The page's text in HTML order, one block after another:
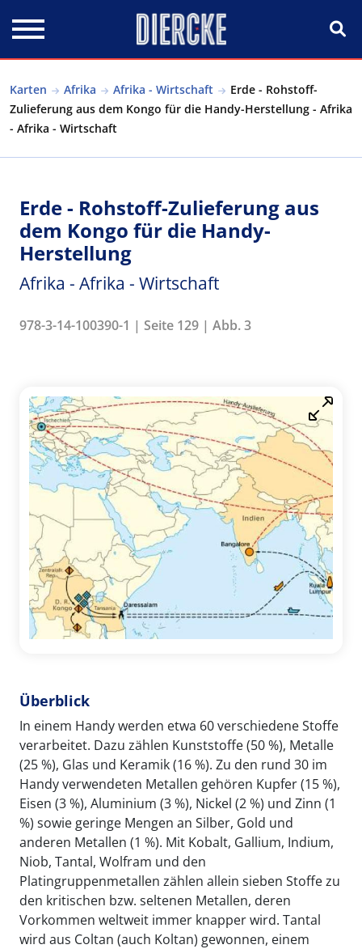
Karten Afrika Afrika - Wirtschaft
Erde - Rohstoff-
Zulieferung aus dem Kongo für die Handy-Herstellung - Afrika
- Afrika - Wirtschaft
Erde - Rohstoff-Zulieferung aus
dem Kongo für die Handy-
Herstellung
Afrika - Afrika - Wirtschaft
978-3-14-100390-1 | Seite 129 | Abb. 3
Überblick
In einem Handy werden etwa 60 verschiedene Stoffe
verarbeitet. Dazu zählen Kunststoffe (50 %), Metalle
(25 %), Glas und Keramik (16 %). Zu den rund 30 im
Handy verwendeten Metallen gehören Kupfer (15 %),
Eisen (3 %), Aluminium (3 %), Nickel (2 %) und Zinn (1
%) sowie geringe Mengen an Silber, Gold und
anderen Metallen (1 %). Mit Kobalt, Gallium, Indium,
Niob, Tantal, Wolfram und den
Platingruppenmetallen zählen allein sieben Stoffe zu
den kritischen bzw. seltenen Metallen, deren
Vorkommen weltweit immer knapper wird. Tantal
wird aus Coltan (auch Koltan) gewonnen, einem